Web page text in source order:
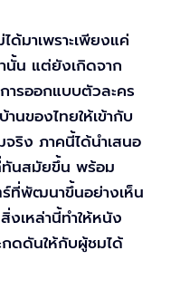
ด้มาเพราะเพียงแค่
นั้น แต่ยังเกิดจาก
ารออกแบบตัวละคร
นของไทยให้เข้ากับ
ริง ภาคนี้ได้นำเสนอ
ทันสมัยขึ้น พร้อม
ที่พัฒนาขึ้นอย่างเห็น
งเหล่านี้ทำให้หนัง
กดดันให้กับผู้ชมได้